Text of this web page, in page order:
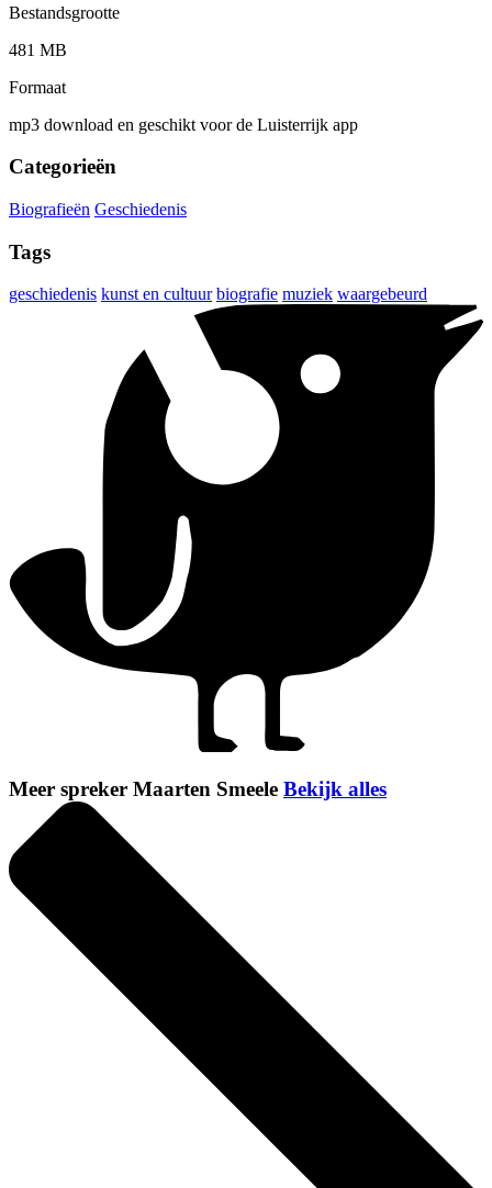
Bestandsgrootte
481 MB
Formaat
mp3 download en geschikt voor de Luisterrijk app
Categorieën
Biografieën Geschiedenis
Tags
geschiedenis kunst en cultuur biografie muziek waargebeurd
Meer spreker Maarten Smeele Bekijk alles